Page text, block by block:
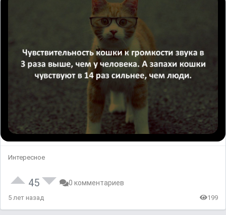
Интересное
45 0 комментариев
5 лет назад 199